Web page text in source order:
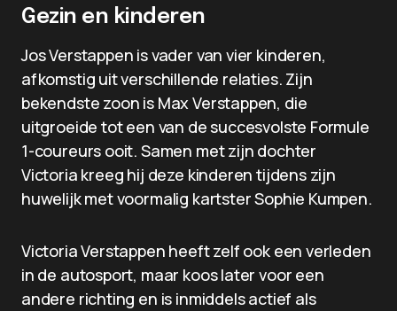
Gezin en kinderen
Jos Verstappen is vader van vier kinderen,
afkomstig uit verschillende relaties. Zijn
bekendste zoon is Max Verstappen, die
uitgroeide tot een van de succesvolste Formule
1-coureurs ooit. Samen met zijn dochter
Victoria kreeg hij deze kinderen tijdens zijn
huwelijk met voormalig kartster Sophie Kumpen.
Victoria Verstappen heeft zelf ook een verleden
in de autosport, maar koos later voor een
andere richting en is inmiddels actief als